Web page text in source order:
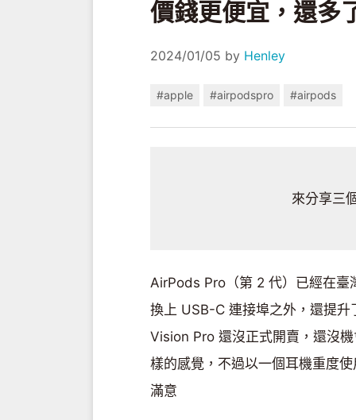
價錢更便宜，還多
2024/01/05 by Henley
#apple #airpodspro #airpods
來分享三
AirPods Pro（第 2 代）已經在臺
換上 USB-C 連接埠之外，還提
Vision Pro 還沒正式開賣，還沒
樣的感覺，不過以一個耳機重度
滿意